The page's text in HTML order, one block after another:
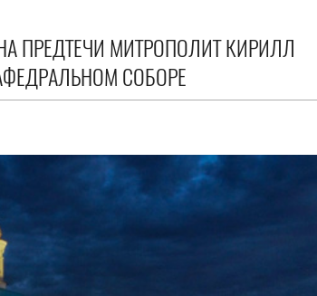
ПРЕДТЕЧИ МИТРОПОЛИТ КИРИЛЛ
СОБОРЕ